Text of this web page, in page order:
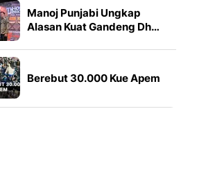
Manoj Punjabi Ungkap
Alasan Kuat Gandeng Dh…
Berebut 30.000 Kue Apem